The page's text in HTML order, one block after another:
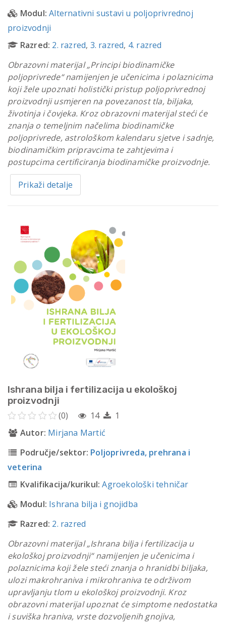
Modul: Alternativni sustavi u poljoprivrednoj
proizvodnji
Razred: 2. razred, 3. razred, 4. razred
Obrazovni materijal „Principi biodinamičke
poljoprivrede“ namijenjen je učenicima i polaznicima
koji žele upoznati holistički pristup poljoprivrednoj
proizvodnji usmjeren na povezanost tla, biljaka,
životinja i čovjeka. Kroz obrazovni materijal steći će
znanja o temeljnim načelima biodinamičke
poljoprivrede, astrološkom kalendaru sjetve i sadnje,
biodinamičkim pripravcima te zahtjevima i
postupcima certificiranja biodinamičke proizvodnje.
Prikaži detalje
Ishrana bilja i fertilizacija u ekološkoj
proizvodnji
(0) 14
1
Autor: Mirjana Martić
Područje/sektor: Poljoprivreda, prehrana i
veterina
Kvalifikacija/kurikul: Agroekološki tehničar
Modul: Ishrana bilja i gnojidba
Razred: 2. razred
Obrazovni materijal „Ishrana bilja i fertilizacija u
ekološkoj proizvodnji“ namijenjen je učenicima i
polaznicima koji žele steći znanja o hranidbi biljaka,
ulozi makrohraniva i mikrohraniva te održivom
upravljanju tlom u ekološkoj proizvodnji. Kroz
obrazovni materijal upoznat će simptome nedostatka
i suviška hraniva, vrste dozvoljenih gnojiva,